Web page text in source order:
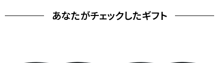
あなたがチェックしたギフト